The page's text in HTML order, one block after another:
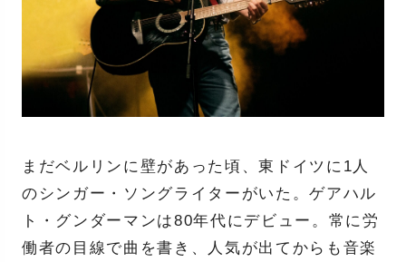
まだベルリンに壁があった頃、東ドイツに1人
のシンガー・ソングライターがいた。ゲアハル
ト・グンダーマンは80年代にデビュー。常に労
働者の目線で曲を書き、人気が出てからも音楽